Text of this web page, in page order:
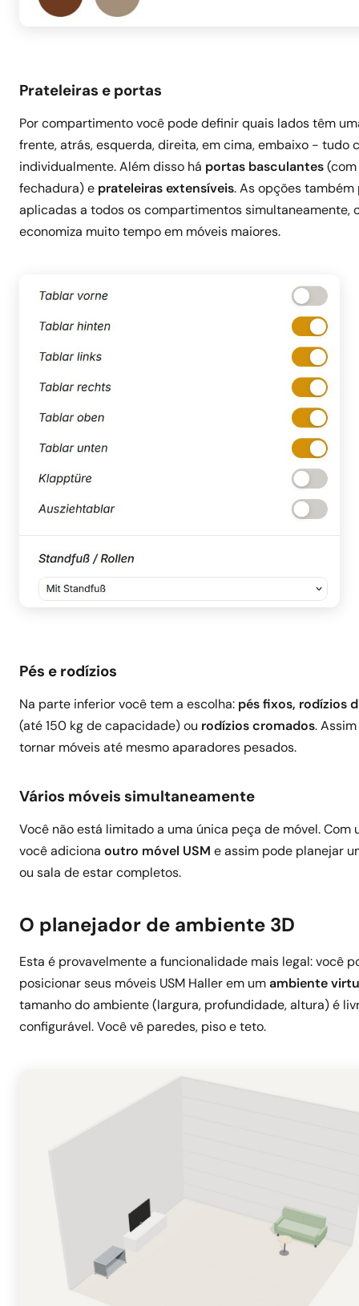
Prateleiras e portas
Por compartimento você pode definir quais lados têm
frente, atrás, esquerda, direita, em cima, embaixo - tudo
individualmente. Além disso há portas basculantes
fechadura) e prateleiras extensíveis. As opções também
aplicadas a todos os compartimentos simultaneamente,
economiza muito tempo em móveis maiores.
Pés e rodízios
Na parte inferior você tem a escolha: pés fixos, rodízios
(até 150 kg de capacidade) ou rodízios cromados.
tornar móveis até mesmo aparadores pesados.
Vários móveis simultaneamente
Você não está limitado a uma única peça de móvel. Com
você adiciona outro móvel USM e assim pode planejar
ou sala de estar completos.
O planejador de ambiente 3D
Esta é provavelmente a funcionalidade mais legal: você
posicionar seus móveis USM Haller em umambiente
tamanho do ambiente (largura, profundidade, altura) é
configurável. Você vê paredes, piso e teto.